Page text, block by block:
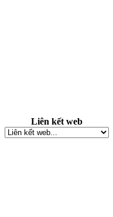
Liên kết web